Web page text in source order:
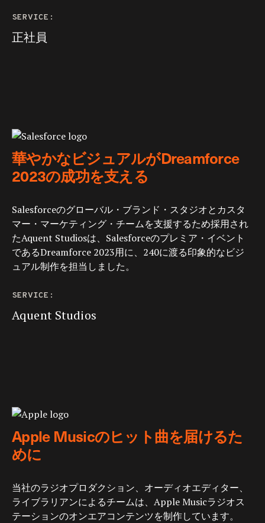
SERVICE:
正社員
華やかなビジュアルがDreamforce
2023の成功を支える
Salesforceのグローバル・ブランド・スタジオとカスタ
マー・マーケティング・チームを支援するため採用され
たAquent Studiosは、Salesforceのプレミア・イベント
であるDreamforce 2023用に、240に渡る印象的なビジ
ュアル制作を担当しました。
SERVICE:
Aquent Studios
Apple Musicのヒット曲を届けるた
めに
当社のラジオプロダクション、オーディオエディター、
ライブラリアンによるチームは、Apple Musicラジオス
テーションのオンエアコンテンツを制作しています。